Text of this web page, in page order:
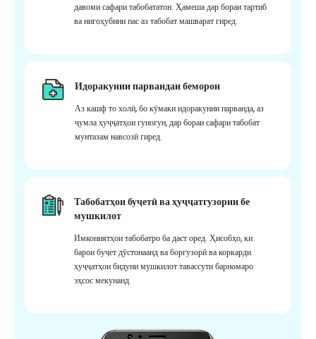
давоми сафари табобататон. Ҳамеша дар бораи тартиб
ва нигоҳубини пас аз табобат машварат гиред.
Идоракунии парвандаи беморон
Аз кашф то холӣ, бо кӯмаки идоракунии парванда, аз
ҷумла ҳуҷҷатҳои гуногун, дар бораи сафари табобат
мунтазам навсозӣ гиред.
Табобатҳои буҷетӣ ва ҳуҷҷатгузории бе
мушкилот
Имкониятҳои табобатро ба даст оред. Ҳисобҳо, ки
барои буҷет дӯстонаанд ва боргузорӣ ва коркарди
ҳуҷҷатҳои бидуни мушкилот тавассути барномаро
эҳсос мекунанд.